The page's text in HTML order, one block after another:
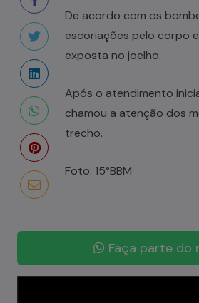
De acordo com os
escoriações pelo corpo
exposta no joelho.
Após o atendimento
chamou a atenção dos
trecho.
Foto: 15°BBM
Faça parte do